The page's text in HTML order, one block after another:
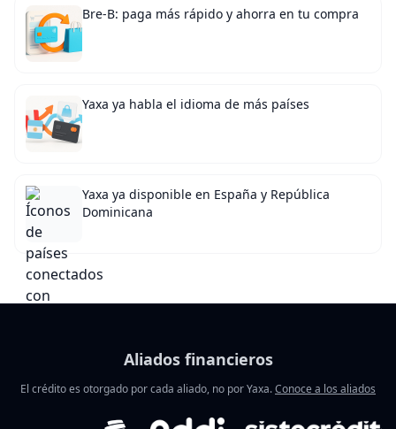
Bre-B: paga más rápido y ahorra en tu compra
Yaxa ya habla el idioma de más países
Yaxa ya disponible en España y República
Dominicana
Aliados financieros
El crédito es otorgado por cada aliado, no por Yaxa.Conoce a los aliados